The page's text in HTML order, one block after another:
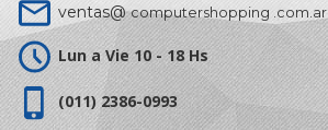
ventas@computershopping .com.ar
Lun a Vie 10 - 18 Hs
(011) 2386-0993